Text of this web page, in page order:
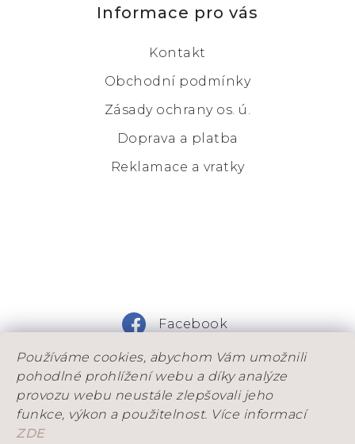
Používáme cookies, abychom Vám umožnili
pohodlné prohlížení webu a díky analýze
provozu webu neustále zlepšovali jeho
funkce, výkon a použitelnost. Více informací
ZDE
Informace pro vás
Kontakt
Obchodní podmínky
Zásady ochrany os. ú.
Doprava a platba
Reklamace a vratky
Facebook
Instagram